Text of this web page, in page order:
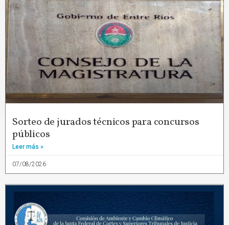
Sorteo de jurados técnicos para concursos
públicos
Leer más »
07/08/2026